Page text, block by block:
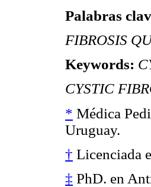
Palabras
FIBROSIS
Keywords:
CYSTIC
* Médica
Uruguay.
† Licenciada
‡ PhD. en